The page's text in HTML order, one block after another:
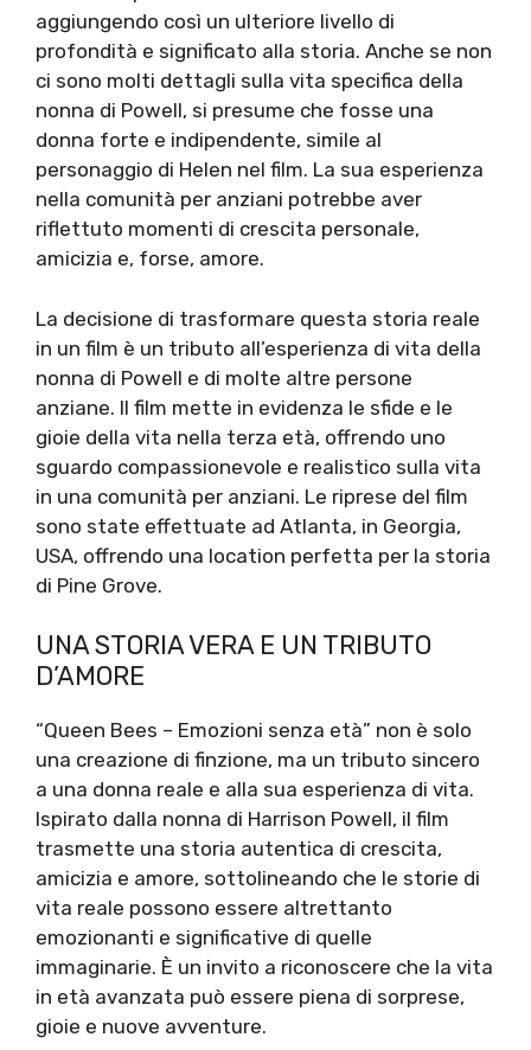
aggiungendo così un ulteriore livello di
profondità e significato alla storia. Anche se non
ci sono molti dettagli sulla vita specifica della
nonna di Powell, si presume che fosse una
donna forte e indipendente, simile al
personaggio di Helen nel film. La sua esperienza
nella comunità per anziani potrebbe aver
riflettuto momenti di crescita personale,
amicizia e, forse, amore.
La decisione di trasformare questa storia reale
in un film è un tributo all’esperienza di vita della
nonna di Powell e di molte altre persone
anziane. Il film mette in evidenza le sfide e le
gioie della vita nella terza età, offrendo uno
sguardo compassionevole e realistico sulla vita
in una comunità per anziani. Le riprese del film
sono state effettuate ad Atlanta, in Georgia,
USA, offrendo una location perfetta per la storia
di Pine Grove.
UNA STORIA VERA E UN TRIBUTO
D’AMORE
“Queen Bees – Emozioni senza età” non è solo
una creazione di finzione, ma un tributo sincero
a una donna reale e alla sua esperienza di vita.
Ispirato dalla nonna di Harrison Powell, il film
trasmette una storia autentica di crescita,
amicizia e amore, sottolineando che le storie di
vita reale possono essere altrettanto
emozionanti e significative di quelle
immaginarie. È un invito a riconoscere che la vita
in età avanzata può essere piena di sorprese,
gioie e nuove avventure.